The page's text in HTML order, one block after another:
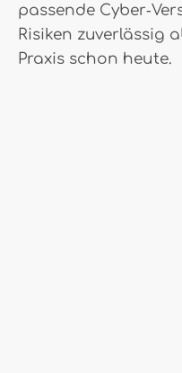
passende
Risiken zuverlässig
Praxis schon heute.